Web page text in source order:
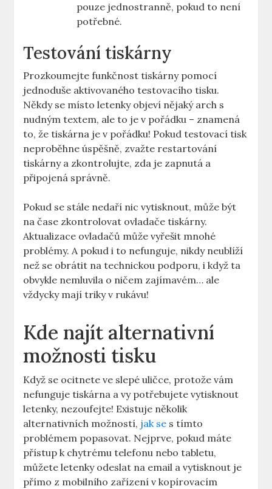
pouze jednostranně, pokud to není
potřebné.
Testování tiskárny
Prozkoumejte funkčnost tiskárny pomocí
jednoduše aktivovaného testovacího tisku.
Někdy se místo letenky objeví nějaký arch s
nudným textem, ale to je v pořádku – znamená
to, že tiskárna je v pořádku! Pokud testovací tisk
neproběhne úspěšně, zvažte restartování
tiskárny a zkontrolujte, zda je zapnutá a
připojená správně.
Pokud se stále nedaří nic vytisknout, může být
na čase zkontrolovat ovladače tiskárny.
Aktualizace ovladačů může vyřešit mnohé
problémy. A pokud i to nefunguje, nikdy neublíží
než se obrátit na technickou podporu, i když ta
obvykle nemluvila o ničem zajímavém… ale
vždycky mají triky v rukávu!
Kde najít alternativní
možnosti tisku
Když se ocitnete ve slepé uličce, protože vám
nefunguje tiskárna a vy potřebujete vytisknout
letenky, nezoufejte! Existuje několik
alternativních možností, jak se s tímto
problémem popasovat. Nejprve, pokud máte
přístup k chytrému telefonu nebo tabletu,
můžete letenky odeslat na email a vytisknout je
přímo z mobilního zařízení v kopírovacím